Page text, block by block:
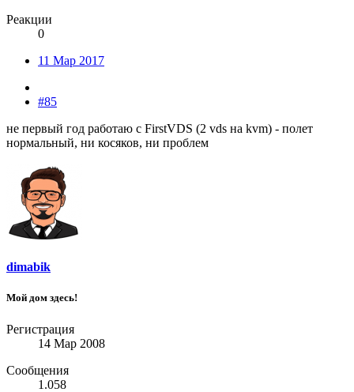
Реакции
0
11 Мар 2017
#85
не первый год работаю с FirstVDS (2 vds на kvm) - полет
нормальный, ни косяков, ни проблем
dimabik
Мой дом здесь!
Регистрация
14 Мар 2008
Сообщения
1.058